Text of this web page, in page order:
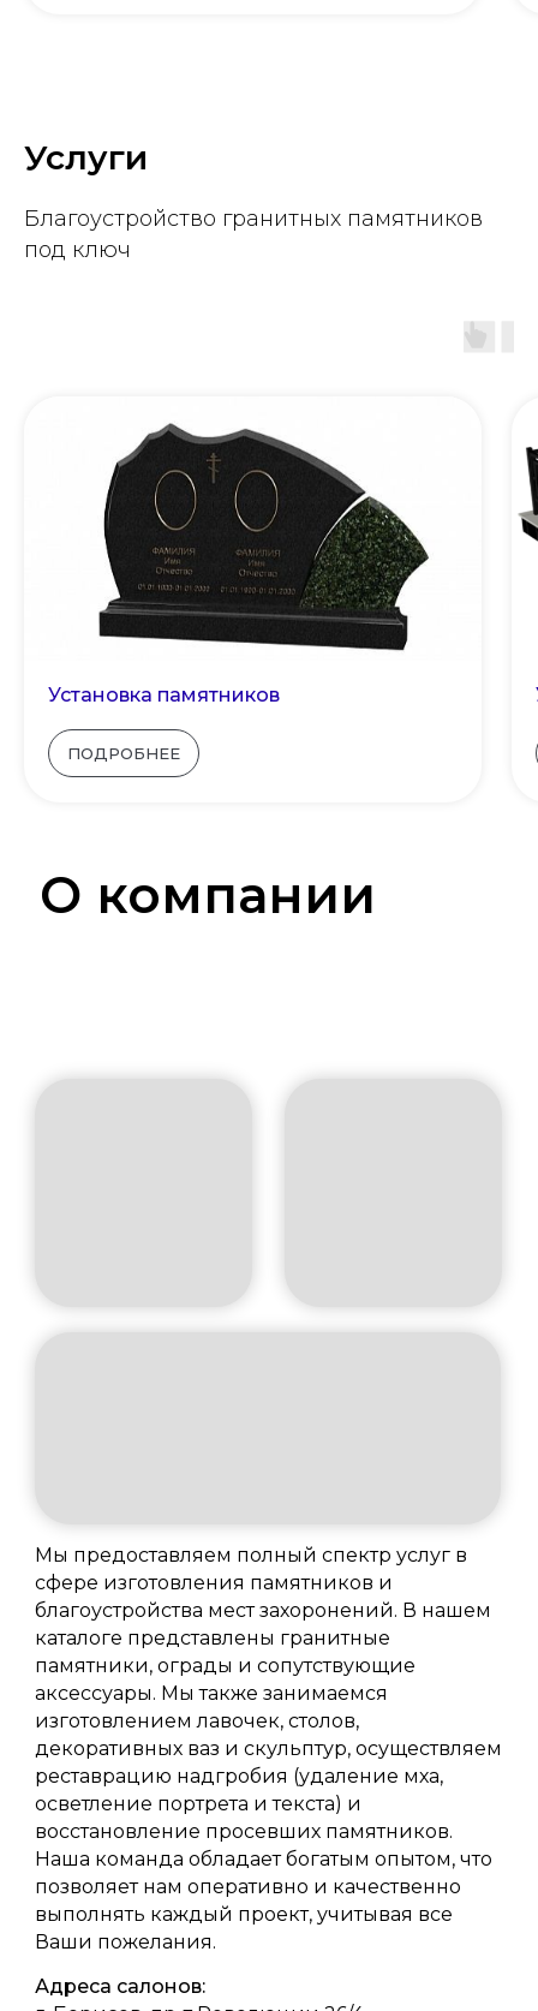
Услуги
Благоустройство гранитных памятников
под ключ
Установка памятников
ПОДРОБНЕЕ
Мы предоставляем полный спектр услуг в
сфере изготовления памятников и
благоустройства мест захоронений. В нашем
каталоге представлены гранитные
памятники, ограды и сопутствующие
аксессуары. Мы также занимаемся
изготовлением лавочек, столов,
декоративных ваз и скульптур, осуществляем
реставрацию надгробия (удаление мха,
осветление портрета и текста) и
восстановление просевших памятников.
Наша команда обладает богатым опытом, что
позволяет нам оперативно и качественно
выполнять каждый проект, учитывая все
Ваши пожелания.
Адреса салонов:
О компании